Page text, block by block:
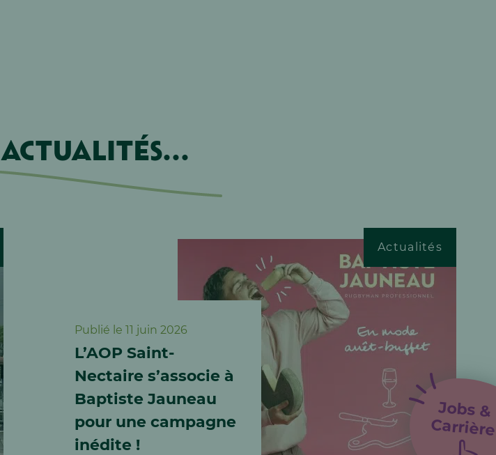
Jobs &
Carrière
Actualités
Publié le 11 juin 2026
L’AOP Saint-
Nectaire s’associe à
Baptiste Jauneau
pour une campagne
inédite !